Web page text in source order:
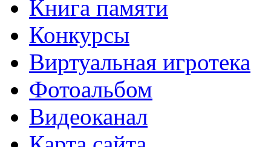
Книга памяти
Конкурсы
Виртуальная игротека
Фотоальбом
Видеоканал